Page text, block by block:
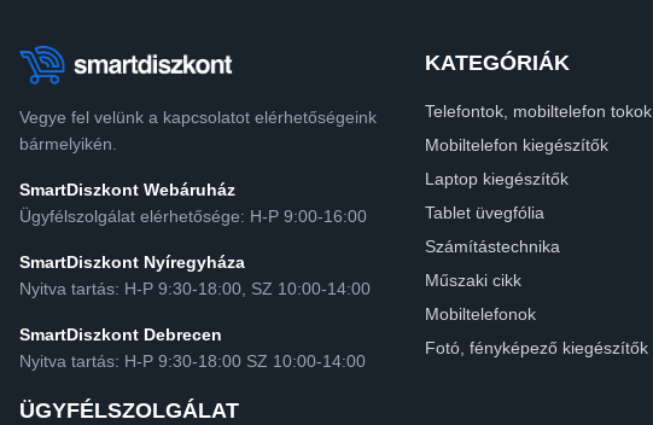
Vegye fel velünk a kapcsolatot elérhetőségeink
bármelyikén.
SmartDiszkont Webáruház
Ügyfélszolgálat elérhetősége: H-P 9:00-16:00
SmartDiszkont Nyíregyháza
Nyitva tartás: H-P 9:30-18:00, SZ 10:00-14:00
SmartDiszkont Debrecen
Nyitva tartás: H-P 9:30-18:00 SZ 10:00-14:00
ÜGYFÉLSZOLGÁLAT
KATEGÓRIÁK
Telefontok, mobiltelefon tokok
Mobiltelefon kiegészítők
Laptop kiegészítők
Tablet üvegfólia
Számítástechnika
Műszaki cikk
Mobiltelefonok
Fotó, fényképező kiegészítők